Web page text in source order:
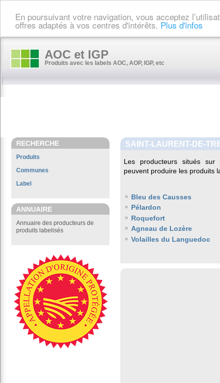
En poursuivant votre navigation, vous acceptez
offres adaptés à vos centres d'intérêts. Plus d'infos
AOC et IGP
Produits avec les labels AOC, AOP, IGP, etc
RECHERCHE
Produits
Communes
Label
ANNUAIRE
Annuaire des producteurs de
produits labelisés
SAINT-LAURENT-DE-
Les producteurs situés
peuvent produire les produits
Bleu des Causses
Pélardon
Roquefort
Agneau de Lozère
Volailles du Languedoc